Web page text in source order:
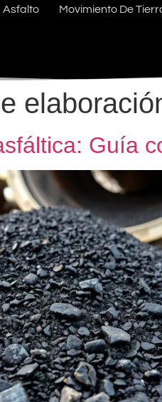
Asfalto Movimiento De
Guía